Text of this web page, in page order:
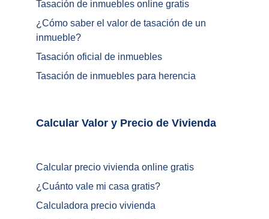
Tasación de inmuebles online gratis
¿ Cómo saber el valor de tasación de un
inmueble?
Tasación oficial de inmuebles
Tasación de inmuebles para herencia
Calcular precio vivienda online gratis
¿ Cuánto vale mi casa gratis?
Calculadora precio vivienda